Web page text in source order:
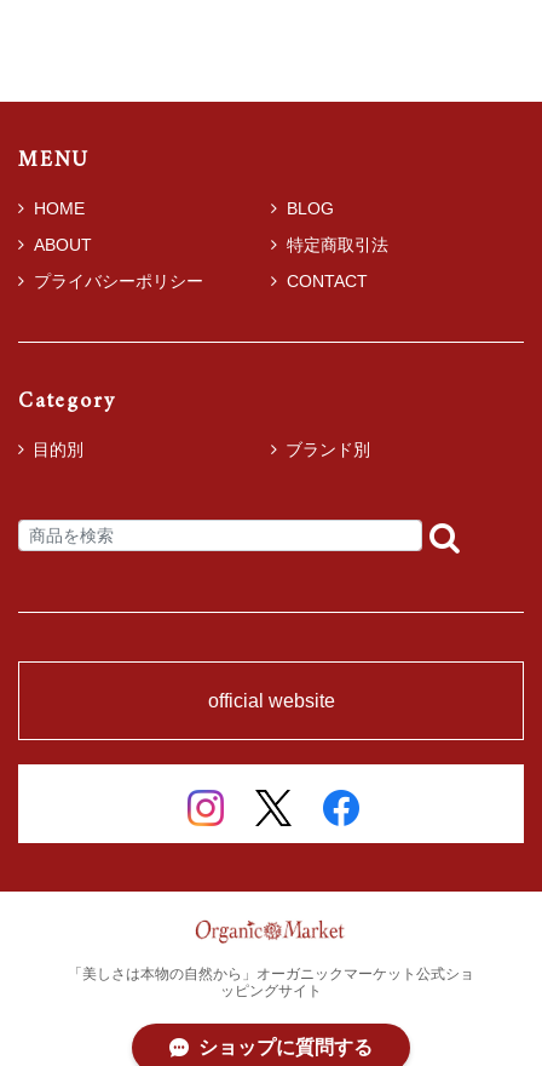
MENU
HOME
BLOG
ABOUT
特定商取引法
プライバシーポリシー
CONTACT
Category
目的別 ブランド別
official website
「美しさは本物の自然から」オーガニックマーケット公式ショ
ッピングサイト
ショップに質問する